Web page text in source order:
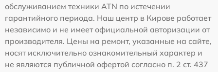
обслуживанием техники ATN по истечении
гарантийного периода. Наш центр в Кирове работает
независимо и не имеет официальной авторизации от
производителя. Цены на ремонт, указанные на сайте,
носят исключительно ознакомительный характер и
не являются публичной офертой согласно п. 2 ст. 437